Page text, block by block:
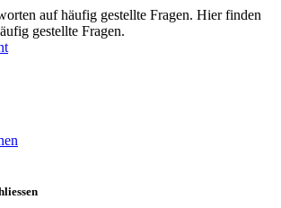
auf häufig gestellte Fragen. Hier finden
gestellte Fragen.